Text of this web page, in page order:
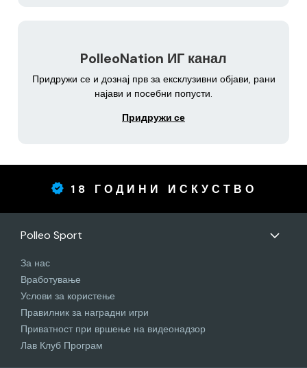
PolleoNation ИГ канал
Придружи се и дознај прв за ексклузивни објави, рани
најави и посебни попусти.
Придружи се
18 ГОДИНИ ИСКУСТВО
Polleo Sport
За нас
Вработување
Услови за користење
Правилник за наградни игри
Приватност при вршење на видеонадзор
Лав Клуб Програм